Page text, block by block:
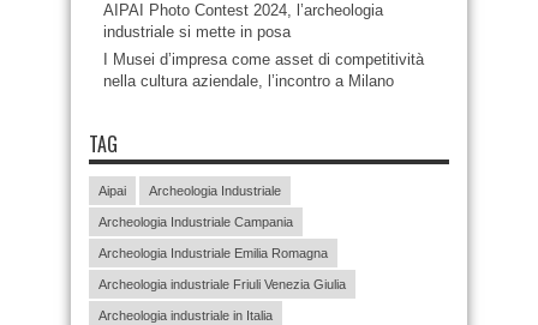
AIPAI Photo Contest 2024, l’archeologia
industriale si mette in posa
I Musei d’impresa come asset di competitività
nella cultura aziendale, l’incontro a Milano
TAG
Aipai Archeologia Industriale
Archeologia Industriale Campania
Archeologia Industriale Emilia Romagna
Archeologia industriale Friuli Venezia Giulia
Archeologia industriale in Italia